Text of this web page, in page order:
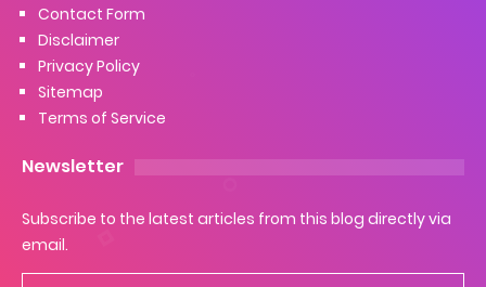
Contact Form
Disclaimer
Privacy Policy
Sitemap
Terms of Service
Newsletter
Subscribe to the latest articles from this blog directly via
email.